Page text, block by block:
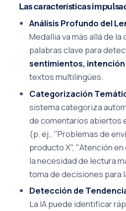
Las características
Análisis Profundo del
Medallia va más allá de
palabras clave para
sentimientos,
textos multilingües.
Categorización
sistema categoriza
de comentarios abiertos
(p. ej., "Problemas de
producto X", "Atención
la necesidad de lectura
toma de decisiones para
Detección de
La IA puede identificar